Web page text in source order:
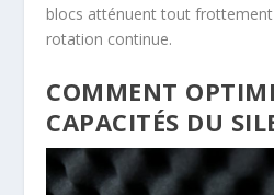
blocs atténuent tout
rotation continue.
COMMENT
CAPACITÉS DU